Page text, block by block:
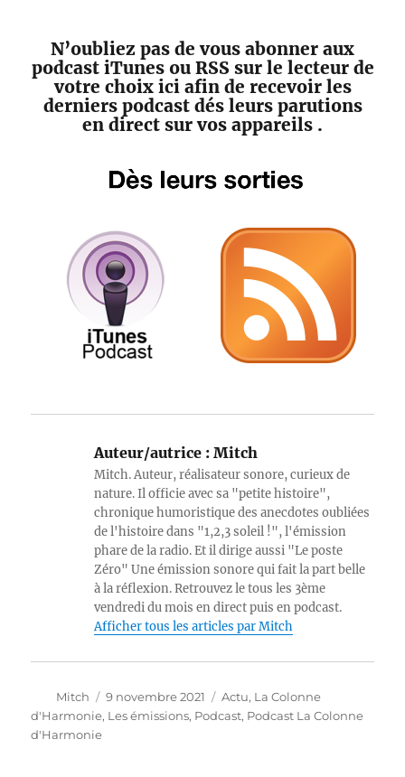
N’oubliez pas de vous abonner aux
podcast iTunes ou RSS sur le lecteur de
votre choix ici afin de recevoir les
derniers podcast dés leurs parutions
en direct sur vos appareils .
Auteur/autrice : Mitch
Mitch. Auteur, réalisateur sonore, curieux de
nature. Il officie avec sa "petite histoire",
chronique humoristique des anecdotes oubliées
de l'histoire dans "1,2,3 soleil !", l'émission
phare de la radio. Et il dirige aussi "Le poste
Zéro" Une émission sonore qui fait la part belle
à la réflexion. Retrouvez le tous les 3ème
vendredi du mois en direct puis en podcast.
Afficher tous les articles par Mitch
Auteur
Mitch
Publié
le
9 novembre 2021 Catégories
Actu, La Colonne
d'Harmonie, Les émissions, Podcast, Podcast La Colonne
d'Harmonie